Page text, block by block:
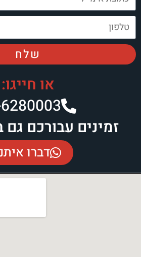
שלח
או חייגו:
זמינים עבורכם
דברו